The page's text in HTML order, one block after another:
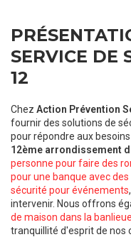
SERVICE DE
12
Chez Action Prévention
fournir des solutions de
pour répondre aux
12ème arrondissement
personne pour faire des
pour une banque avec
sécurité pour événements
intervenir. Nous offrons
de maison dans la
tranquillité d'esprit de nos